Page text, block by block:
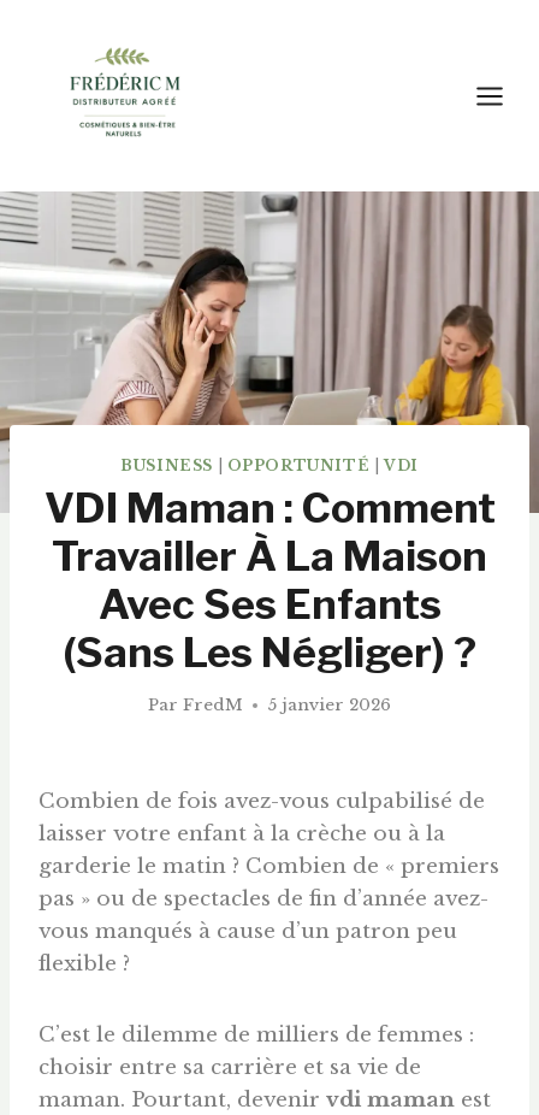
contenu
BUSINESS OPPORTUNITÉ |VDI
VDI Maman : Comment
Travailler À La Maison
Avec Ses Enfants
(Sans Les Négliger) ?
Par FredM 5 janvier 2026
Combien de fois avez-vous culpabilisé de
laisser votre enfant à la crèche ou à la
garderie le matin ? Combien de « premiers
pas » ou de spectacles de fin d’année avez-
vous manqués à cause d’un patron peu
flexible ?
C’est le dilemme de milliers de femmes :
choisir entre sa carrière et sa vie de
maman. Pourtant, devenir vdi maman est